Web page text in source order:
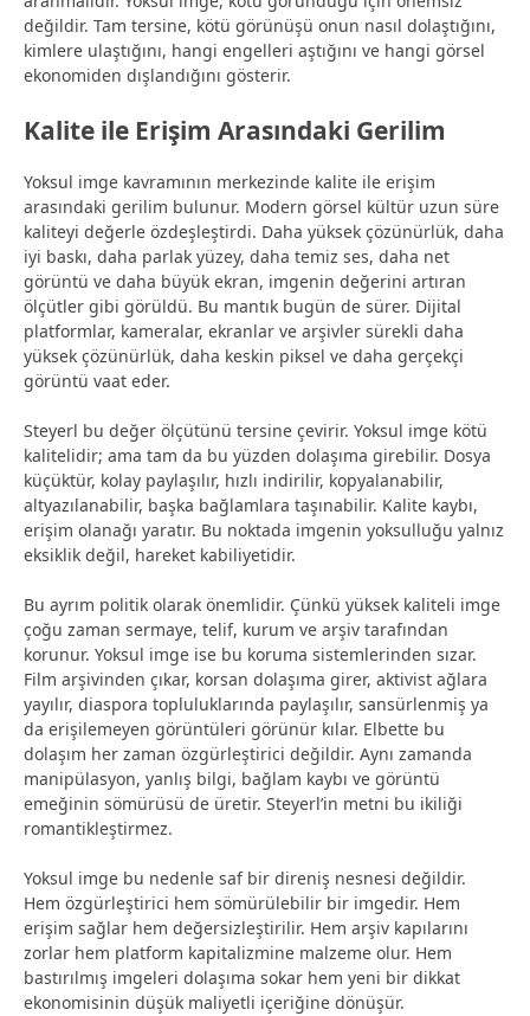
değildir. Tam tersine, kötü görünüşü onun nasıl dolaştığını,
kimlere ulaştığını, hangi engelleri aştığını ve hangi görsel
ekonomiden dışlandığını gösterir.
Kalite ile Erişim Arasındaki Gerilim
Yoksul imge kavramının merkezinde kalite ile erişim
arasındaki gerilim bulunur. Modern görsel kültür uzun süre
kaliteyi değerle özdeşleştirdi. Daha yüksek çözünürlük, daha
iyi baskı, daha parlak yüzey, daha temiz ses, daha net
görüntü ve daha büyük ekran, imgenin değerini artıran
ölçütler gibi görüldü. Bu mantık bugün de sürer. Dijital
platformlar, kameralar, ekranlar ve arşivler sürekli daha
yüksek çözünürlük, daha keskin piksel ve daha gerçekçi
görüntü vaat eder.
Steyerl bu değer ölçütünü tersine çevirir. Yoksul imge kötü
kalitelidir; ama tam da bu yüzden dolaşıma girebilir. Dosya
küçüktür, kolay paylaşılır, hızlı indirilir, kopyalanabilir,
altyazılanabilir, başka bağlamlara taşınabilir. Kalite kaybı,
erişim olanağı yaratır. Bu noktada imgenin yoksulluğu yalnız
eksiklik değil, hareket kabiliyetidir.
Bu ayrım politik olarak önemlidir. Çünkü yüksek kaliteli imge
çoğu zaman sermaye, telif, kurum ve arşiv tarafından
korunur. Yoksul imge ise bu koruma sistemlerinden sızar.
Film arşivinden çıkar, korsan dolaşıma girer, aktivist ağlara
yayılır, diaspora topluluklarında paylaşılır, sansürlenmiş ya
da erişilemeyen görüntüleri görünür kılar. Elbette bu
dolaşım her zaman özgürleştirici değildir. Aynı zamanda
manipülasyon, yanlış bilgi, bağlam kaybı ve görüntü
emeğinin sömürüsü de üretir. Steyerl’in metni bu ikiliği
romantikleştirmez.
Yoksul imge bu nedenle saf bir direniş nesnesi değildir.
Hem özgürleştirici hem sömürülebilir bir imgedir. Hem
erişim sağlar hem değersizleştirilir. Hem arşiv kapılarını
zorlar hem platform kapitalizmine malzeme olur. Hem
bastırılmış imgeleri dolaşıma sokar hem yeni bir dikkat
ekonomisinin düşük maliyetli içeriğine dönüşür.